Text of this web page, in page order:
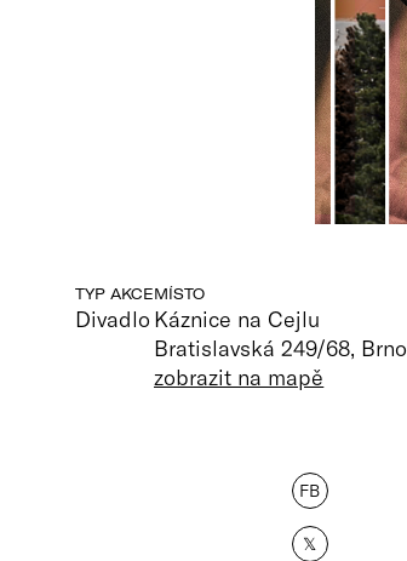
TYP AKCE
Divadlo
MÍSTO
Káznice na Cejlu
Bratislavská 249/68, Brno
zobrazit na mapě
FB
𝕏